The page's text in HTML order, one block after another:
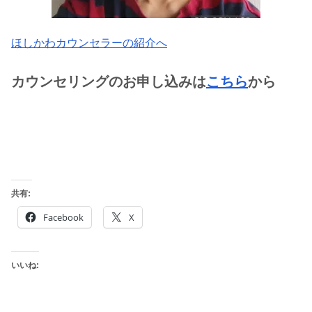
ほしかわカウンセラーの紹介へ
カウンセリングのお申し込みはこちらから
共有:
Facebook X
いいね: